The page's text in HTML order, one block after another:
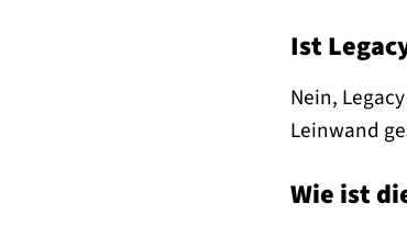
Ist
Nein,
Leinwand
Wie ist